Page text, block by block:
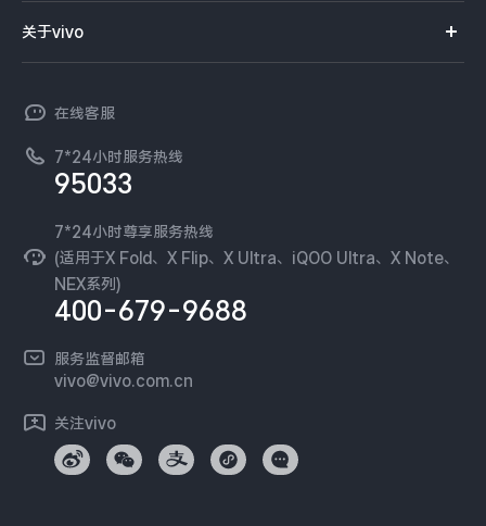
T系列
NEX系列
订单查询
查找手机
环保回收
安全公告
服务隐私政策
Log还原LUTs下载
vivo 办公套件
开放平台
vivo 企业业务
廉正合规
国补营业执照
无线电发射设备销售备案
关于vivo
工作机会
新闻资讯
可持续发展
vivo 蔡司影像
开发者社区
在线客服
7*24小时服务热线
95033
7*24小时尊享服务热线
(适用于X Fold、X Flip、X Ultra、iQOO Ultra、X Note、
NEX系列)
400-679-9688
服务监督邮箱
vivo@vivo.com.cn
关注vivo